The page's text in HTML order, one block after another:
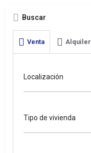
Buscar
Venta Alquiler
Localización
Tipo de vivienda